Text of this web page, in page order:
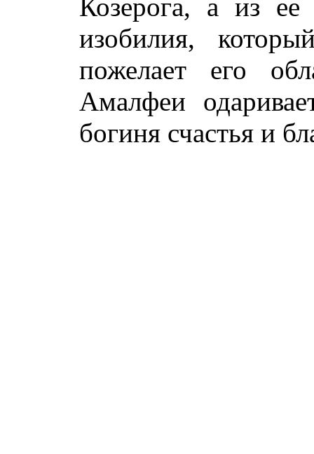
Козерога, а из
изобилия,
пожелает его
Амалфеи
богиня счастья и